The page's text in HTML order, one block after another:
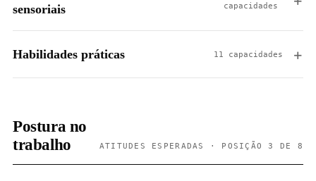
sensoriais
capacidades
Habilidades práticas 11 capacidades
Postura no
trabalho
ATITUDES ESPERADAS · POSIÇÃO 3 DE 8